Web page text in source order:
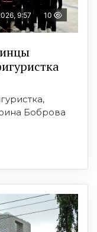
9:57 10
Боброва